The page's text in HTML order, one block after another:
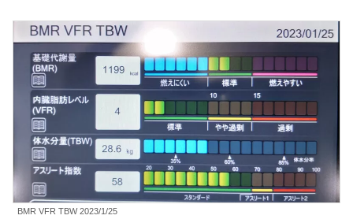
BMR VFR TBW 2023/1/25